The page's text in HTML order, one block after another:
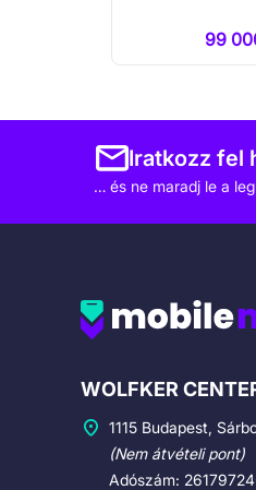
99
Iratkozz fel
… és ne maradj le a
Cégadatok
WOLFKER
1115 Budapest,
(Nem átvételi pont)
Adószám: